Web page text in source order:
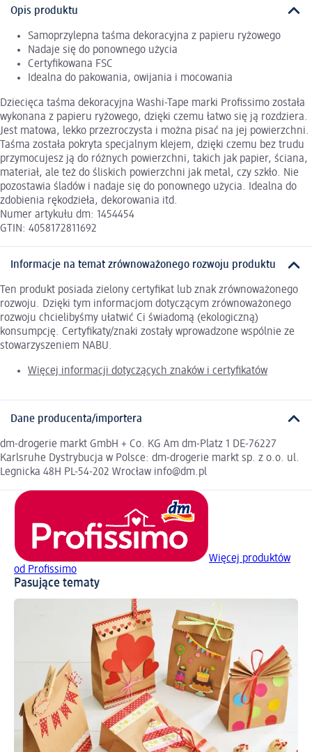
Opis produktu
Samoprzylepna taśma dekoracyjna z papieru ryżowego
Nadaje się do ponownego użycia
Certyfikowana FSC
Idealna do pakowania, owijania i mocowania
Dziecięca taśma dekoracyjna Washi-Tape marki Profissimo została
wykonana z papieru ryżowego, dzięki czemu łatwo się ją rozdziera.
Jest matowa, lekko przezroczysta i można pisać na jej powierzchni.
Taśma została pokryta specjalnym klejem, dzięki czemu bez trudu
przymocujesz ją do różnych powierzchni, takich jak papier, ściana,
materiał, ale też do śliskich powierzchni jak metal, czy szkło. Nie
pozostawia śladów i nadaje się do ponownego użycia. Idealna do
zdobienia rękodzieła, dekorowania itd.
Numer artykułu dm: 1454454
GTIN: 4058172811692
Informacje na temat zrównoważonego rozwoju produktu
Ten produkt posiada zielony certyfikat lub znak zrównoważonego
rozwoju. Dzięki tym informacjom dotyczącym zrównoważonego
rozwoju chcielibyśmy ułatwić Ci świadomą (ekologiczną)
konsumpcję. Certyfikaty/znaki zostały wprowadzone wspólnie ze
stowarzyszeniem NABU.
Więcej informacji dotyczących znaków i certyfikatów
Dane producenta/importera
dm-drogerie markt GmbH + Co. KG Am dm-Platz 1 DE-76227
Karlsruhe Dystrybucja w Polsce: dm-drogerie markt sp. z o.o. ul.
Legnicka 48H PL-54-202 Wrocław info@dm.pl
Więcej produktów
od Profissimo
Pasujące tematy